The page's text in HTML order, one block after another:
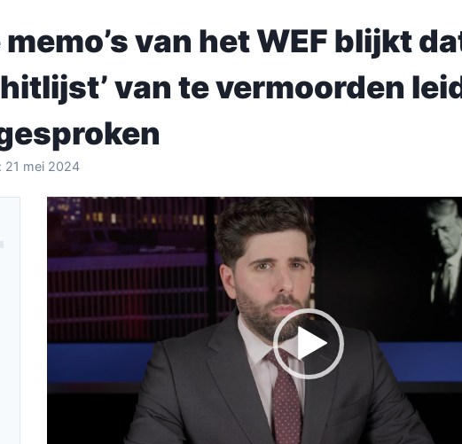
van het WEF blijkt
van te vermoorden
21 mei 2024
Videospeler